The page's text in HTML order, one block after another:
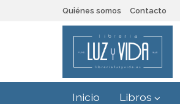
Quiénes somos Contacto
Inicio Libros